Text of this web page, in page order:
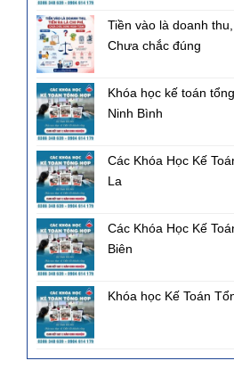
Tiền vào là doanh
Chưa chắc đúng
Khóa học kế toán
Ninh Bình
Các Khóa Học Kế
La
Các Khóa Học Kế
Biên
Khóa học Kế Toán